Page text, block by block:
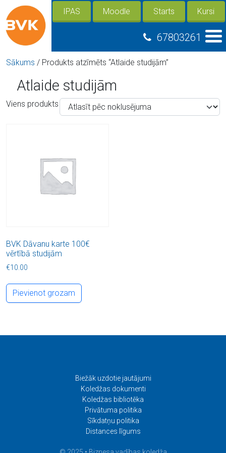
67803261
IPAS Moodle Starts Kursi
Sākums / Produkts atzīmēts “Atlaide studijām”
Atlaide studijām
Viens produkts
BVK Dāvanu karte 100€
vērtībā studijām
€10.00
Pievienot grozam
Biežāk uzdotie jautājumi
Koledžas dokumenti
Koledžas bibliotēka
Privātuma politika
Sīkdatņu politika
Distances līgums